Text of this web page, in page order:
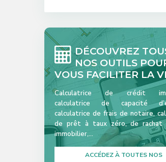
DÉCOUVREZ
NOS OUTILS
VOUS FACILITER LA
Calculatrice de crédit
calculatrice de capacité
calculatrice de frais de notaire,
de prêt à taux zéro, de
immobilier,…
ACCÉDEZ À TOUTES NOS